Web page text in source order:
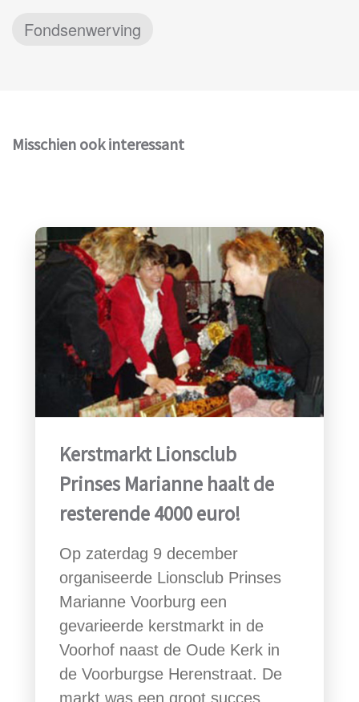
Fondsenwerving
Misschien ook interessant
Kerstmarkt Lionsclub
Prinses Marianne haalt de
resterende 4000 euro!
Op zaterdag 9 december
organiseerde Lionsclub Prinses
Marianne Voorburg een
gevarieerde kerstmarkt in de
Voorhof naast de Oude Kerk in
de Voorburgse Herenstraat. De
markt was een groot succes.